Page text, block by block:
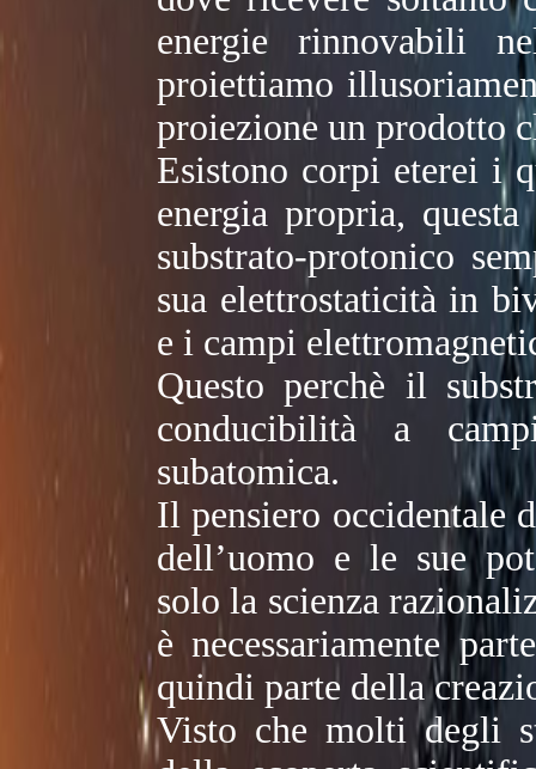
energie rinnovabili
proiettiamo
proiezione un prodotto
Esistono corpi eterei i
energia propria,
substrato-protonico
sua elettrostaticità in
e i campi
Questo perchè il
conducibilità a
subatomica.
Il pensiero occidentale
dell’uomo e le sue
solo la scienza
è necessariamente
quindi parte della
Visto che molti degli